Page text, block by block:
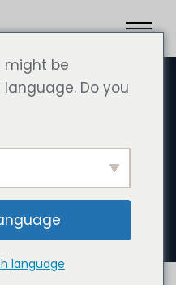
2024
tysk läkare i
och
might be
Do you
language